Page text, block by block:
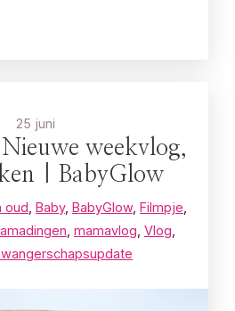
25 juni
weekvlog,
| BabyGlow
oud Baby, BabyGlow, Filmpje
mamavlog Vlog